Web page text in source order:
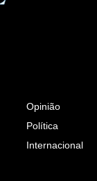
Opinião
Política
Internacional